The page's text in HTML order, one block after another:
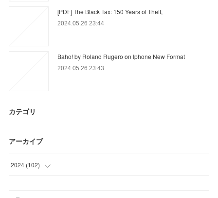
[PDF] The Black Tax: 150 Years of Theft,
2024.05.26 23:44
Baho! by Roland Rugero on Iphone New Format
2024.05.26 23:43
カテゴリ
アーカイブ
2024 (102)